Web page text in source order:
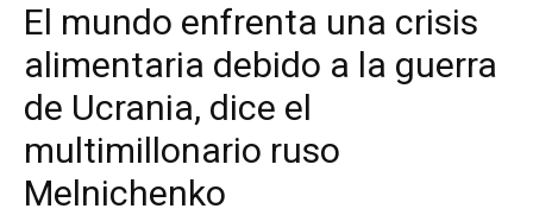
El mundo enfrenta una crisis
alimentaria debido a la guerra
de Ucrania, dice el
multimillonario ruso
Melnichenko